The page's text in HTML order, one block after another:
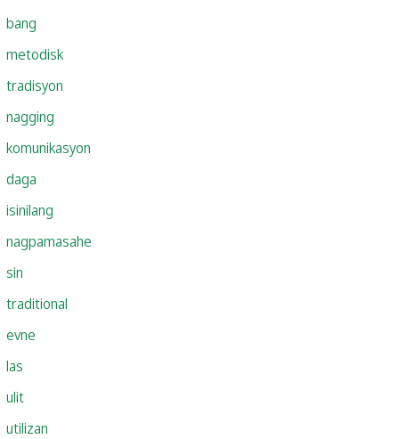
bang
metodisk
tradisyon
nagging
komunikasyon
daga
isinilang
nagpamasahe
sin
traditional
evne
las
ulit
utilizan